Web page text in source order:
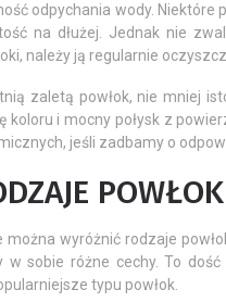
odpychania wody. Niektóre
na dłużej. Jednak nie
należy ją regularnie
zaletą powłok, nie mniej
koloru i mocny połysk z
jeśli zadbamy o
można wyróżnić rodzaje
w sobie różne cechy. To
typu powłok.